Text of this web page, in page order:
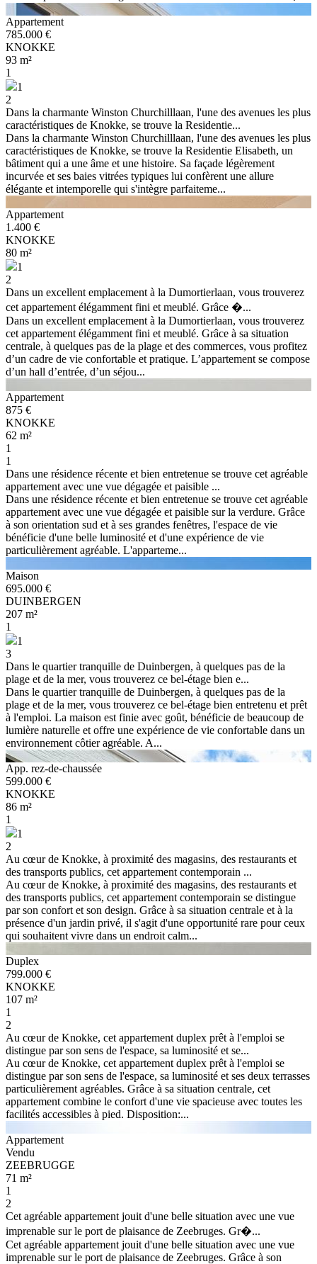
Appartement
785.000 €
KNOKKE
93 m²
1
1
2
Dans la charmante Winston Churchilllaan, l'une des avenues les plus
caractéristiques de Knokke, se trouve la Residentie...
Dans la charmante Winston Churchilllaan, l'une des avenues les plus
caractéristiques de Knokke, se trouve la Residentie Elisabeth, un
bâtiment qui a une âme et une histoire. Sa façade légèrement
incurvée et ses baies vitrées typiques lui confèrent une allure
élégante et intemporelle qui s'intègre parfaiteme...
Appartement
1.400 €
KNOKKE
80 m²
1
2
Dans un excellent emplacement à la Dumortierlaan, vous trouverez
cet appartement élégamment fini et meublé. Grâce �...
Dans un excellent emplacement à la Dumortierlaan, vous trouverez
cet appartement élégamment fini et meublé. Grâce à sa situation
centrale, à quelques pas de la plage et des commerces, vous profitez
d’un cadre de vie confortable et pratique. L’appartement se compose
d’un hall d’entrée, d’un séjou...
Appartement
875 €
KNOKKE
62 m²
1
1
Dans une résidence récente et bien entretenue se trouve cet agréable
appartement avec une vue dégagée et paisible ...
Dans une résidence récente et bien entretenue se trouve cet agréable
appartement avec une vue dégagée et paisible sur la verdure. Grâce
à son orientation sud et à ses grandes fenêtres, l'espace de vie
bénéficie d'une belle luminosité et d'une expérience de vie
particulièrement agréable. L'apparteme...
Maison
695.000 €
DUINBERGEN
207 m²
1
1
3
Dans le quartier tranquille de Duinbergen, à quelques pas de la
plage et de la mer, vous trouverez ce bel-étage bien e...
Dans le quartier tranquille de Duinbergen, à quelques pas de la
plage et de la mer, vous trouverez ce bel-étage bien entretenu et prêt
à l'emploi. La maison est finie avec goût, bénéficie de beaucoup de
lumière naturelle et offre une expérience de vie confortable dans un
environnement côtier agréable. A...
App. rez-de-chaussée
599.000 €
KNOKKE
86 m²
1
1
2
Au cœur de Knokke, à proximité des magasins, des restaurants et
des transports publics, cet appartement contemporain ...
Au cœur de Knokke, à proximité des magasins, des restaurants et
des transports publics, cet appartement contemporain se distingue
par son confort et son design. Grâce à sa situation centrale et à la
présence d'un jardin privé, il s'agit d'une opportunité rare pour ceux
qui souhaitent vivre dans un endroit calm...
Duplex
799.000 €
KNOKKE
107 m²
1
2
Au cœur de Knokke, cet appartement duplex prêt à l'emploi se
distingue par son sens de l'espace, sa luminosité et se...
Au cœur de Knokke, cet appartement duplex prêt à l'emploi se
distingue par son sens de l'espace, sa luminosité et ses deux terrasses
particulièrement agréables. Grâce à sa situation centrale, cet
appartement combine le confort d'une vie spacieuse avec toutes les
facilités accessibles à pied. Disposition:...
Appartement
Vendu
ZEEBRUGGE
71 m²
1
2
Cet agréable appartement jouit d'une belle situation avec une vue
imprenable sur le port de plaisance de Zeebruges. Gr�...
Cet agréable appartement jouit d'une belle situation avec une vue
imprenable sur le port de plaisance de Zeebruges. Grâce à son